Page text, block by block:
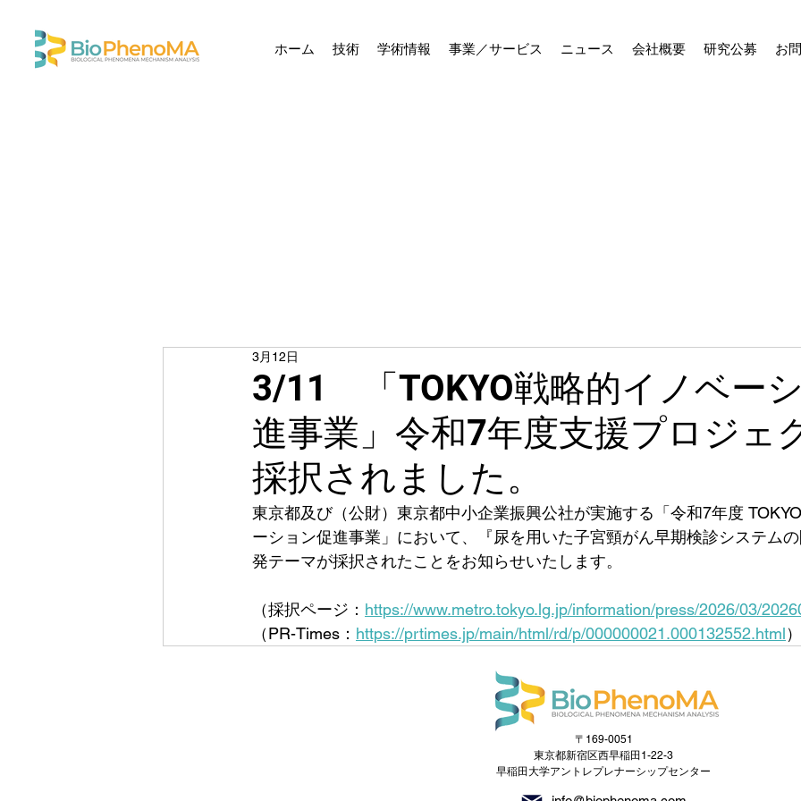
ホーム 技術 学術情報 事業／サービス ニュース 会社概要 研究公募 お
3/11 「TOKYO戦略的イノベー
進事業」令和7年度支援プロジェ
採択されました。
3月12日
東京都及び（公財）東京都中小企業振興公社が実施する「令和7年度
ーション促進事業」において、『尿を用いた子宮頸がん早期検診システム
発テーマが採択されたことをお知らせいたします。
（採択ページ： https://www.metro.tokyo.lg.jp/information/press/2026/03/
（PR-Times： https://prtimes.jp/main/html/rd/p/000000021.000132552.html）
〒169-0051
東京都新宿区西早稲田1-22-3
早稲田大学アントレプレナーシップセンター